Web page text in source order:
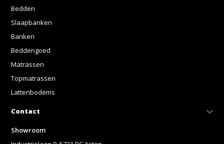
Bedden
Slaapbanken
Banken
Beddengoed
Matrassen
Topmatrassen
Lattenbodems
Contact
Showroom